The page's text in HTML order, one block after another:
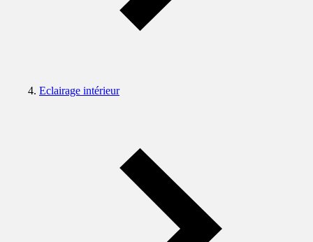
Eclairage intérieur